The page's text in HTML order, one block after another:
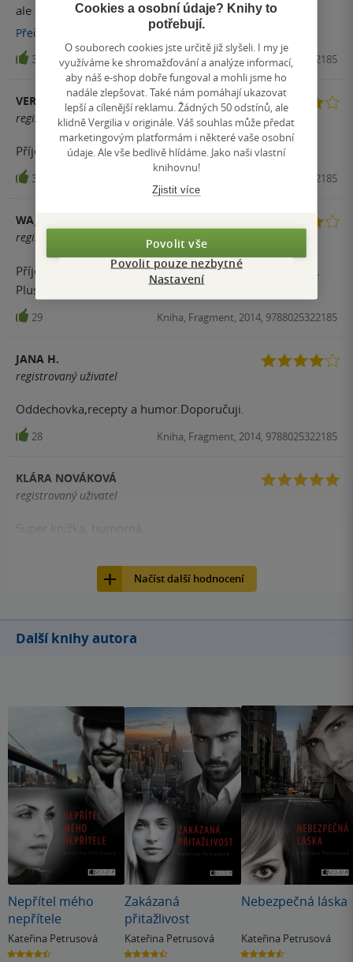
ale skvělá. Celou knihu jsem se bavila, nechyběla ani
špetka humoru a nadsázky.
Přečíst
31 Kniha, Fragment, 2014, 9788025322185
VERONIKA
registrovaný uživatel
Příjemná, vtipná oddechovka. Možná i něco uvařím.
30 Kniha, Fragment, 2014, 9788025322185
WAJNY
registrovaný uživatel
Příjemná oddychovka - u knihy se zasmějete a pobavíte.
Plus v knize jsou recepty, na které se Vám sbíhají sliny.
29 Kniha, Fragment, 2014, 9788025322185
JANA H.
registrovaný uživatel
Oddechovka,recepty a humor.Doporučuji.
28 Kniha, Fragment, 2014, 9788025322185
KLÁRA NOVÁKOVÁ
registrovaný uživatel
Načíst další hodnocení
Další knihy autora
Nepřítel mého
nepřítele
Kateřina Petrusová
4.5
Zakázaná
přitažlivost
Kateřina Petrusová
4.5
Nebezpečná láska
Kateřina Petrusová
4.6
Cookies a osobní údaje? Knihy to
potřebují.
O souborech cookies jste určitě již slyšeli. I my je
využíváme ke shromažďování a analýze informací,
aby náš e-shop dobře fungoval a mohli jsme ho
nadále zlepšovat. Také nám pomáhají ukazovat
lepší a cílenější reklamu. Žádných 50 odstínů, ale
klidně Vergilia v originále. Váš souhlas může předat
marketingovým platformám i některé vaše osobní
údaje. Ale vše bedlivě hlídáme. Jako naši vlastní
knihovnu!
Zjistit více
Povolit vše
Povolit pouze nezbytné
Nastavení